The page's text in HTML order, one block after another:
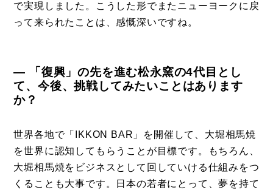
で実現しました。こうした形でまたニューヨークに戻
って来られたことは、感慨深いですね。
― 「復興」の先を進む松永窯の4代目とし
て、今後、挑戦してみたいことはあります
か？
世界各地で「IKKON BAR」を開催して、大堀相馬焼
を世界に認知してもらうことが目標です。もちろん、
大堀相馬焼をビジネスとして回していける仕組みをつ
くることも大事です。日本の若者にとって、夢を持て